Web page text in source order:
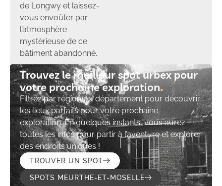
de Longwy et laissez-
vous envoûter par
l’atmosphère
mystérieuse de ce
bâtiment abandonné.
Trouvez le meilleur spot urbex pour
votre prochaine exploration​
Filtrez par région ou département pour découvrir
les lieux parfaits pour votre prochaine
exploration. En quelques instants, vous aurez
toutes les infos pour partir à l’aventure et explorer
des endroits uniques !
TROUVER UN SPOT
SPOTS MEURTHE-ET-MOSELLE